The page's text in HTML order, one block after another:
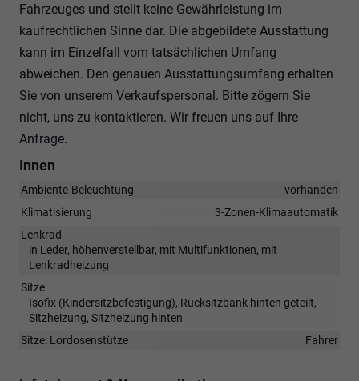
Fahrzeuges und stellt keine Gewährleistung im
kaufrechtlichen Sinne dar. Die abgebildete Ausstattung
kann im Einzelfall vom tatsächlichen Umfang
abweichen. Den genauen Ausstattungsumfang erhalten
Sie von unserem Verkaufspersonal. Bitte zögern Sie
nicht, uns zu kontaktieren. Wir freuen uns auf Ihre
Anfrage.
Innen
Ambiente-Beleuchtung
vorhanden
Klimatisierung
3-Zonen-Klimaautomatik
Lenkrad
in Leder, höhenverstellbar, mit Multifunktionen, mit
Lenkradheizung
Sitze
Isofix (Kindersitzbefestigung), Rücksitzbank hinten geteilt,
Sitzheizung, Sitzheizung hinten
Sitze: Lordosenstütze
Fahrer